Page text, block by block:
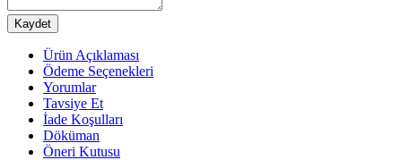
Kaydet
Ürün Açıklaması
Ödeme Seçenekleri
Yorumlar
Tavsiye Et
İade Koşulları
Döküman
Öneri Kutusu